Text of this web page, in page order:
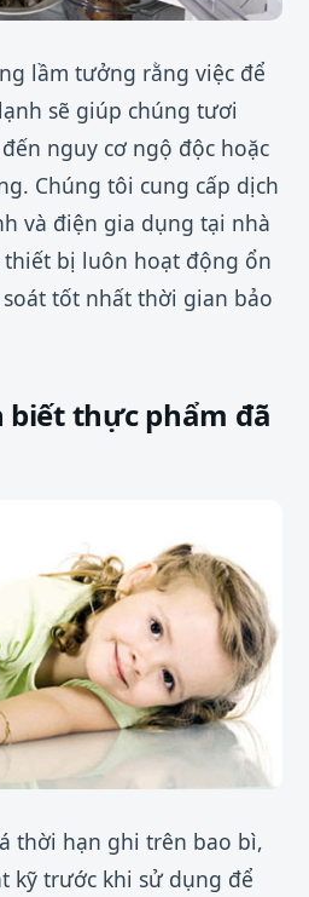
lầm tưởng rằng việc để
sẽ giúp chúng tươi
nguy cơ ngộ độc hoặc
Chúng tôi cung cấp dịch
và điện gia dụng tại nhà
thiết bị luôn hoạt động ổn
tốt nhất thời gian bảo
biết thực phẩm đã
thời hạn ghi trên bao bì,
kỹ trước khi sử dụng để